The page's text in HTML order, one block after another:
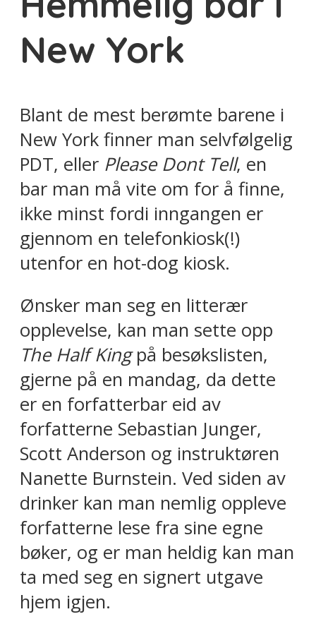
New York
Blant de mest berømte barene i
New York finner man selvfølgelig
PDT, eller Please Dont Tell, en
bar man må vite om for å finne,
ikke minst fordi inngangen er
gjennom en telefonkiosk(!)
utenfor en hot-dog kiosk.
Ønsker man seg en litterær
opplevelse, kan man sette opp
The Half Kingpå besøkslisten,
gjerne på en mandag, da dette
er en forfatterbar eid av
forfatterne Sebastian Junger,
Scott Anderson og instruktøren
Nanette Burnstein. Ved siden av
drinker kan man nemlig oppleve
forfatterne lese fra sine egne
bøker, og er man heldig kan man
ta med seg en signert utgave
hjem igjen.